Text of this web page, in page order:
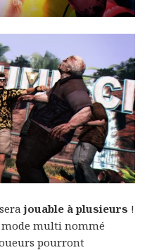
serajouable à plusieurs !
mode multi nommé
pourront